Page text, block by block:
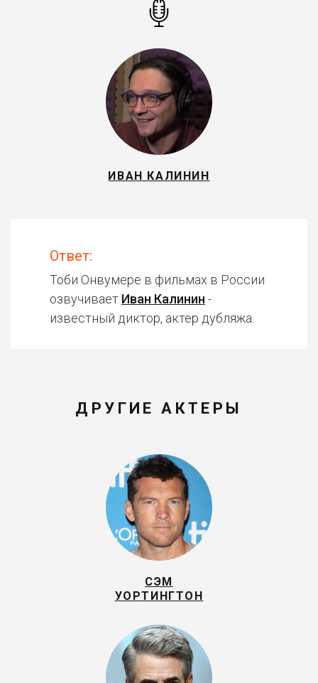
ИВАН КАЛИНИН
Ответ:
Тоби Онвумере в фильмах в России
озвучивает Иван Калинин -
известный диктор, актер дубляжа.
ДРУГИЕ АКТЕРЫ
СЭМ
УОРТИНГТОН